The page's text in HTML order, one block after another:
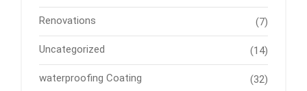
Renovations (7)
Uncategorized (14)
waterproofing Coating (32)